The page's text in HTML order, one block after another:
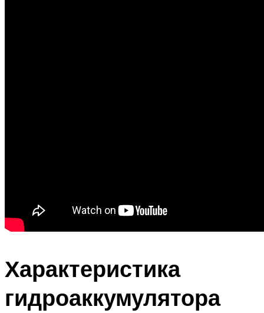
Характеристика
гидроаккумулятора